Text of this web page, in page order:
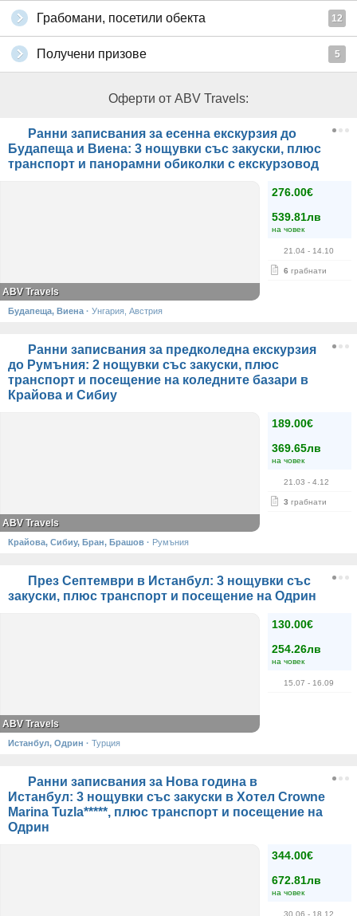
Грабомани, посетили обекта 12
Получени призове 5
Оферти от ABV Travels:
Ранни записвания за есенна екскурзия до
Будапеща и Виена: 3 нощувки със закуски, плюс
транспорт и панорамни обиколки с екскурзовод
276.00€
539.81лв
на човек
21.04 - 14.10
6 грабнати
ABV Travels
Будапеща, Виена · Унгария, Австрия
Ранни записвания за предколедна екскурзия
до Румъния: 2 нощувки със закуски, плюс
транспорт и посещение на коледните базари в
Крайова и Сибиу
189.00€
369.65лв
на човек
21.03 - 4.12
3 грабнати
ABV Travels
Крайова, Сибиу, Бран, Брашов · Румъния
През Септември в Истанбул: 3 нощувки със
закуски, плюс транспорт и посещение на Одрин
130.00€
254.26лв
на човек
15.07 - 16.09
ABV Travels
Истанбул, Одрин · Турция
Ранни записвания за Нова година в
Истанбул: 3 нощувки със закуски в Хотел Crowne
Marina Tuzla*****, плюс транспорт и посещение на
Одрин
344.00€
672.81лв
на човек
30.06 - 18.12